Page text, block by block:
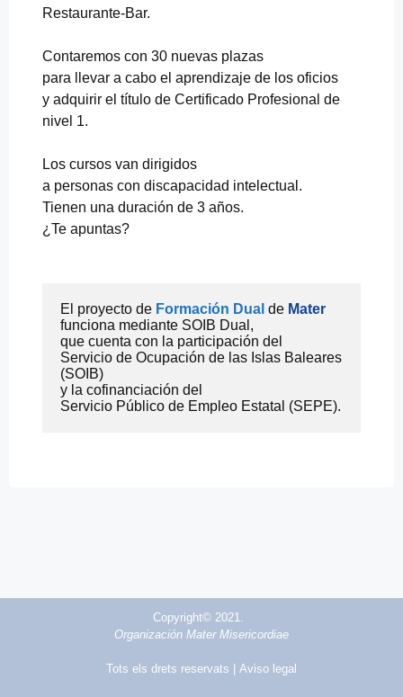
Restaurante-Bar.
Contaremos con 30 nuevas plazas
para llevar a cabo el aprendizaje de los oficios
y adquirir el título de Certificado Profesional de
nivel 1.
Los cursos van dirigidos
a personas con discapacidad intelectual.
Tienen una duración de 3 años.
¿Te apuntas?
El proyecto de Formación Dual de Mater
funciona mediante SOIB Dual,
que cuenta con la participación del
Servicio de Ocupación de las Islas Baleares
(SOIB)
y la cofinanciación del
Servicio Público de Empleo Estatal (SEPE).
Copyright© 2021.
Organización Mater Misericordiae
Tots els drets reservats | Aviso legal